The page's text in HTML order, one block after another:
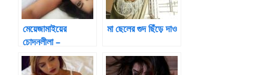
মেয়েজামাইয়ের
চোদনলীলা –
Bangla Choti
Kahini
মা ছেলের গুদ ছিঁড়ে দাও